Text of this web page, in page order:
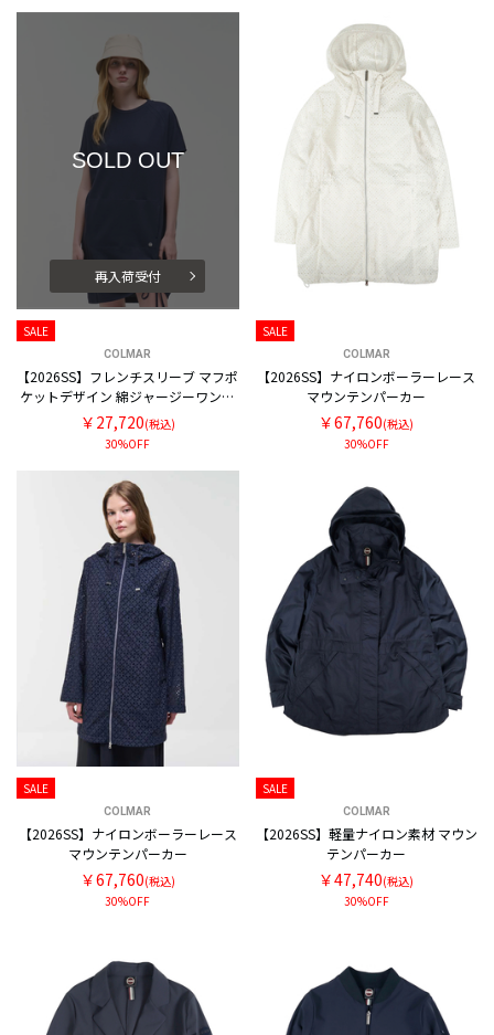
SOLD OUT
再入荷受付
SALE
COLMAR
【2026SS】フレンチスリーブ マフポ
ケットデザイン 綿ジャージーワンピ
ース
￥27,720(税込)
30%OFF
SALE
COLMAR
【2026SS】ナイロンボーラーレース
マウンテンパーカー
￥67,760(税込)
30%OFF
SALE
COLMAR
【2026SS】ナイロンボーラーレース
マウンテンパーカー
￥67,760(税込)
30%OFF
SALE
COLMAR
【2026SS】軽量ナイロン素材 マウン
テンパーカー
￥47,740(税込)
30%OFF